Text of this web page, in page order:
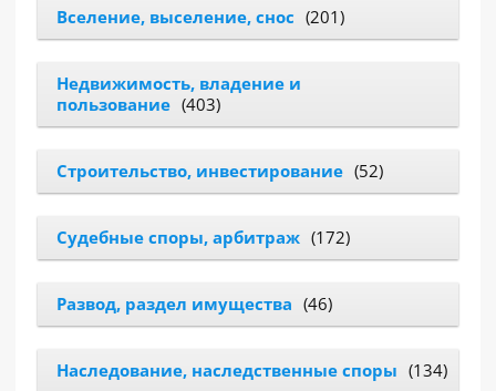
Вселение, выселение, снос (201)
Недвижимость, владение и
пользование (403)
Строительство, инвестирование (52)
Судебные споры, арбитраж (172)
Развод, раздел имущества (46)
Наследование, наследственные споры (134)